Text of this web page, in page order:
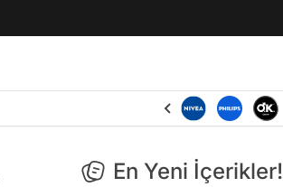
En Yeni İçerikler!